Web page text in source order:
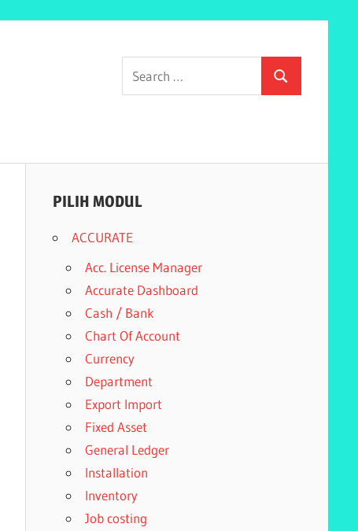
Search
for:
Search
PILIH MODUL
ACCURATE
Acc. License Manager
Accurate Dashboard
Cash / Bank
Chart Of Account
Currency
Department
Export Import
Fixed Asset
General Ledger
Installation
Inventory
Job costing